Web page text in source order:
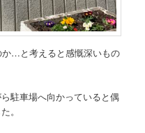
…と考えると感慨深いもの
駐車場へ向かっていると偶
。